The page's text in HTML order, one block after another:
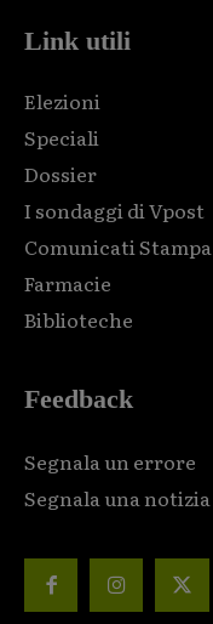
Link utili
Elezioni
Speciali
Dossier
I sondaggi di Vpost
Comunicati Stampa
Farmacie
Biblioteche
Feedback
Segnala un errore
Segnala una notizia